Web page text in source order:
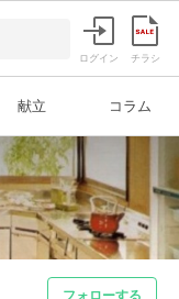
ログイン チラシ
献立 コラム
フォローする